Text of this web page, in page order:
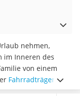
nehmen,
im Inneren des
von einem
Fahrradträger ist
und